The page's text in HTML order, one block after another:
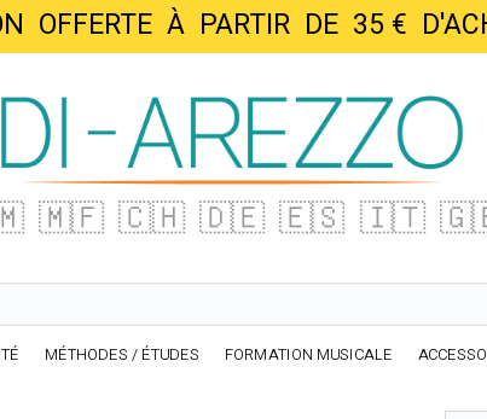
OFFERTE À PARTIR DE 35 €
🇲🇫 🇨🇭 🇩🇪 🇪🇸 🇮🇹
MÉTHODES / ÉTUDES FORMATION MUSICALE